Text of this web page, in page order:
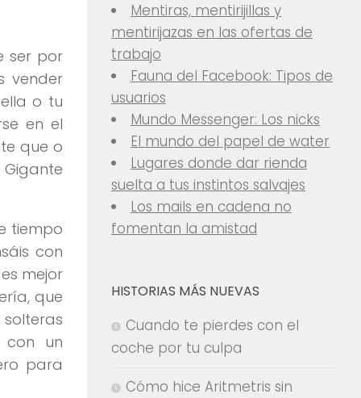
ser por
vender
o tu
en el
que o
tiempo
con
mejor
que
con un
para
Mentiras, mentirijillas y
mentirijazas en las ofertas de
trabajo
Fauna del Facebook: Tipos de
usuarios
Mundo Messenger: Los nicks
El mundo del papel de water
Lugares donde dar rienda
suelta a tus instintos salvajes
Los mails en cadena no
fomentan la amistad
HISTORIAS MÁS NUEVAS
Cuando te pierdes con el
coche por tu culpa
Cómo hice Aritmetris sin